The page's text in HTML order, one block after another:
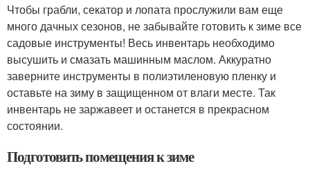
Чтобы грабли, секатор и лопата прослужили вам еще
много дачных сезонов, не забывайте готовить к зиме все
садовые инструменты! Весь инвентарь необходимо
высушить и смазать машинным маслом. Аккуратно
заверните инструменты в полиэтиленовую пленку и
оставьте на зиму в защищенном от влаги месте. Так
инвентарь не заржавеет и останется в прекрасном
состоянии.
Подготовить помещения к зиме